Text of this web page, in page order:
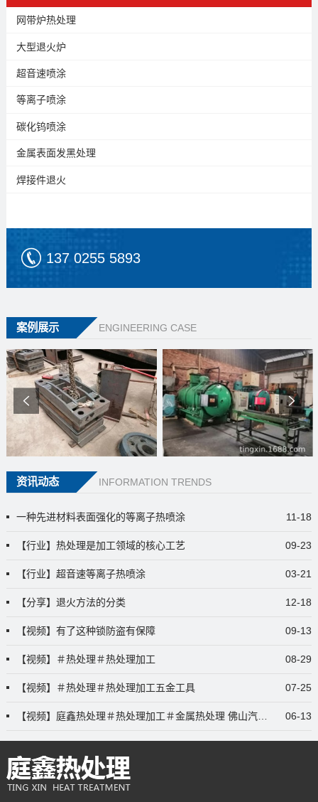
网带炉热处理
大型退火炉
超音速喷涂
等离子喷涂
碳化钨喷涂
金属表面发黑处理
焊接件退火
137 0255 5893
案例展示 ENGINEERING CASE
资讯动态 INFORMATION TRENDS
11-18
一种先进材料表面强化的等离子热喷涂
09-23
【行业】热处理是加工领域的核心工艺
03-21
【行业】超音速等离子热喷涂
12-18
【分享】退火方法的分类
09-13
【视频】有了这种锁防盗有保障
08-29
【视频】＃热处理＃热处理加工
07-25
【视频】＃热处理＃热处理加工五金工具
06-13
【视频】庭鑫热处理＃热处理加工＃金属热处理 佛山汽配热处理哪